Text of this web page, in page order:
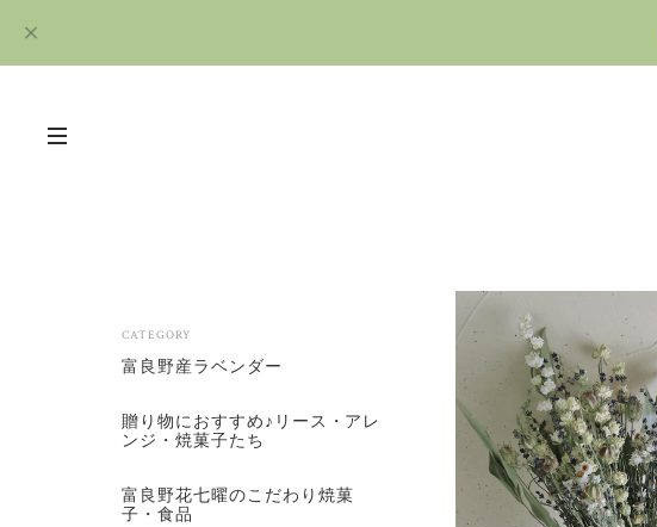
CATEGORY
富良野産ラベンダー
贈り物におすすめ♪リース・アレ
ンジ・焼菓子たち
富良野花七曜のこだわり焼菓
子・食品